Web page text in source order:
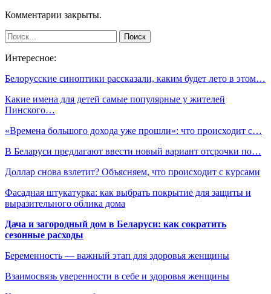
Комментарии закрыты.
Интересное:
Белорусские синоптики рассказали, каким будет лето в этом…
Какие имена для детей самые популярные у жителей
Пинского…
«Времена большого дохода уже прошли»: что происходит с…
В Беларуси предлагают ввести новый вариант отсрочки по…
Доллар снова взлетит? Объясняем, что происходит с курсами
Фасадная штукатурка: как выбрать покрытие для защиты и
выразительного облика дома
Дача и загородный дом в Беларуси: как сократить
сезонные расходы
Беременность — важный этап для здоровья женщины
Взаимосвязь уверенности в себе и здоровья женщины